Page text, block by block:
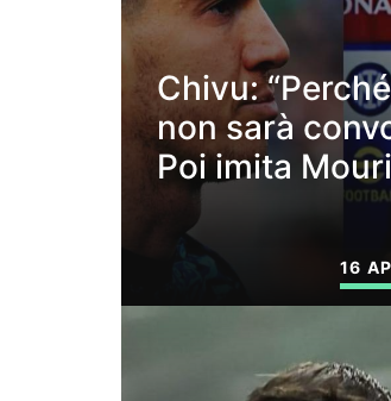
Chivu:
non sarà
Poi imita
16